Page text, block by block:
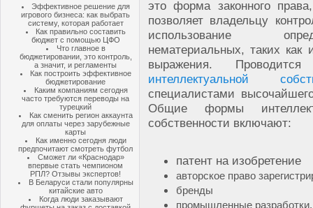
Эффективное решение для
игрового бизнеса: как выбрать
систему, которая работает
Как правильно составить
бюджет с помощью ЦФО
Что главное в
бюджетировании, это контроль,
а значит, и регламенты
Как построить эффективное
бюджетирование
Каким компаниям сегодня
часто требуются переводы на
турецкий
Как сменить регион аккаунта
для оплаты через зарубежные
карты
Как именно сегодня люди
предпочитают смотреть футбол
Сможет ли «Краснодар»
впервые стать чемпионом
РПЛ? Отзывы экспертов!
В Беларуси стали популярны
китайские авто
Когда люди заказывают
это форма законного
позволяет владельцу
использование
нематериальных, таких как
выражения.
интеллектуальной
специалистами
Общие формы
собственности включают:
патент на изобретение
авторское право
бренды
промышленные разработки.